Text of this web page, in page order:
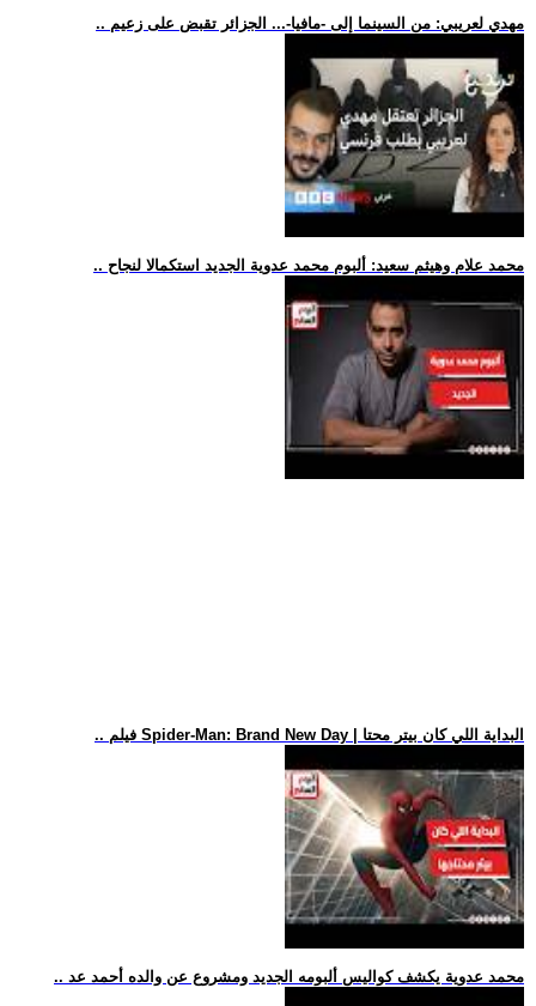
.. مهدي لعريبي: من السينما إلى -مافيا-... الجزائر تقبض على زعيم
.. محمد علام وهيثم سعيد: ألبوم محمد عدوية الجديد استكمالا لنجاح
.. فيلم Spider-Man: Brand New Day | البداية اللي كان بيتر محتا
.. محمد عدوية يكشف كواليس ألبومه الجديد ومشروع عن والده أحمد عد